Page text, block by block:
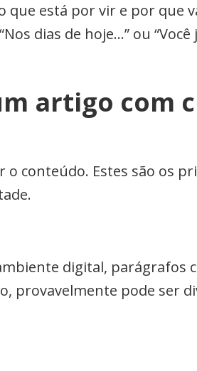
que está por vir e por que
dias de hoje…” ou
artigo com
conteúdo. Estes são os
digital, parágrafos
provavelmente pode ser